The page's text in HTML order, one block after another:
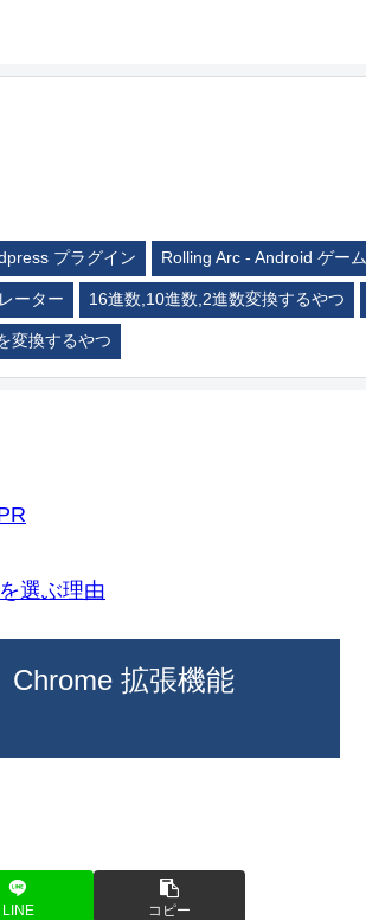
プラグイン Rolling Arc - Android ゲーム
ーター 16進数,10進数,2進数変換するやつ
変換するやつ
選ぶ理由
拡張機能
LINE コピー